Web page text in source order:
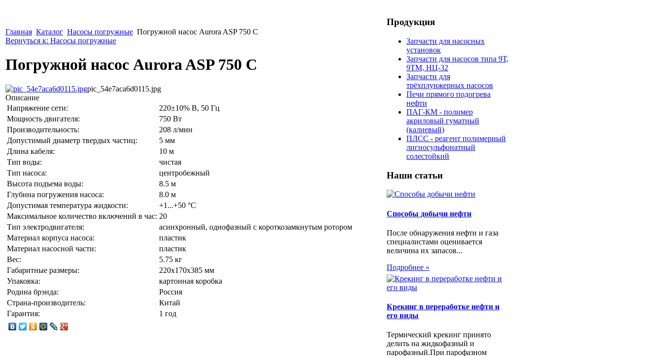
Главная Каталог Насосы погружные Погружной насос Aurora ASP 750 C
Вернуться к: Насосы погружные
Погружной насос Aurora ASP 750 C
pic_54e7aca6d0115.jpg
Описание
Напряжение сети:
220±10% В, 50 Гц
Мощность двигателя:
750 Вт
Производительность:
208 л/мин
Допустимый диаметр твердых частиц:
5 мм
Длина кабеля:
10 м
Тип воды:
чистая
Тип насоса:
центробежный
Высота подъема воды:
8.5 м
Глубина погружения насоса:
8.0 м
Допустимая температура жидкости:
+1...+50 °С
Максимальное количество включений в час: 20
Тип электродвигателя:
асинхронный, однофазный с короткозамкнутым ротором
Материал корпуса насоса:
пластик
Материал насосной части:
пластик
Вес:
5.75 кг
Габаритные размеры:
220x170x385 мм
Упаковка:
картонная коробка
Родина брэнда:
Россия
Страна-производитель:
Китай
Гарантия:
1 год
Продукция
Запчасти для насосных
установок
Запчасти для насосов типа 9Т,
9ТМ, НЦ-32
Запчасти для
трёхплунжерных насосов
Печи прямого подогрева
нефти
ПАГ-КМ - полимер
акриловый гуматный
(калиевый)
ПЛСС - реагент полимерный
лигносульфонатный
солестойкий
Наши статьи
Способы добычи нефти
После обнаружения нефти и газа
специалистами оценивается
величина их запасов...
Подробнее »
Крекинг в переработке нефти и
его виды
Термический крекинг принято
делить на жидкофазный и
парофазный.При парофазном